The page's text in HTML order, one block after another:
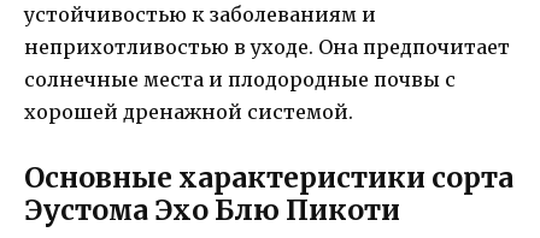
устойчивостью к заболеваниям и
неприхотливостью в уходе. Она предпочитает
солнечные места и плодородные почвы с
хорошей дренажной системой.
Основные характеристики сорта
Эустома Эхо Блю Пикоти